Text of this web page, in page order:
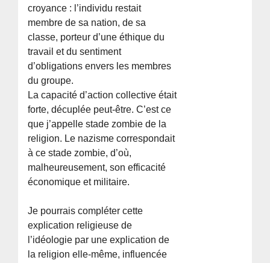
croyance : l’individu restait
membre de sa nation, de sa
classe, porteur d’une éthique du
travail et du sentiment
d’obligations envers les membres
du groupe.
La capacité d’action collective était
forte, décuplée peut-être. C’est ce
que j’appelle stade zombie de la
religion. Le nazisme correspondait
à ce stade zombie, d’où,
malheureusement, son efficacité
économique et militaire.
Je pourrais compléter cette
explication religieuse de
l’idéologie par une explication de
la religion elle-même, influencée